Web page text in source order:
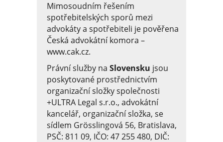
Mimosoudním řešením
spotřebitelských sporů mezi
advokáty a spotřebiteli je pověřena
Česká advokátní komora –
www.cak.cz.
Právní služby na Slovensku jsou
poskytované prostřednictvím
organizační složky společnosti
+ULTRA Legal s.r.o., advokátní
kancelář, organizační složka, se
sídlem Grösslingová 56, Bratislava,
PSČ: 811 09, IČO: 47 255 480, DIČ: